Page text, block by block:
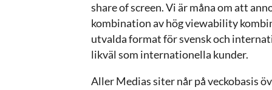
share of screen. Vi är måna om att
kombination av hög viewability
utvalda format för svensk och
likväl som internationella kunder.
Aller Medias siter når på veckobasis